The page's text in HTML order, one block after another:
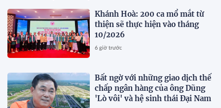
Khánh Hoà: 200 ca mổ mắt từ
thiện sẽ thực hiện vào tháng
10/2026
6 giờ trước
Bất ngờ với những giao dịch thế
chấp ngân hàng của ông Dũng
'Lò vôi' và hệ sinh thái Đại Nam